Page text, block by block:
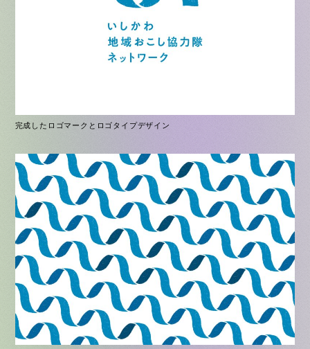
完成したロゴマークとロゴタイプデザイン